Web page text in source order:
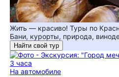
Жить — красиво! Туры по
Бани, курорты, природа,
Найти свой тур
3 часа
На автомобиле